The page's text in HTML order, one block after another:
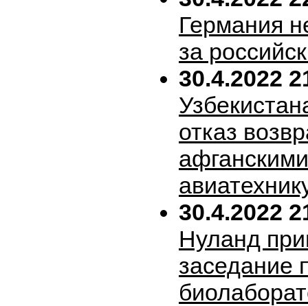
Германия
за
30.4.2022
отказ
30.4.2022
Нуланд
заседание